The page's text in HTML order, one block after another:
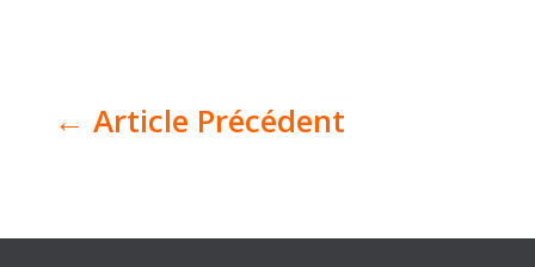
← Article Précédent